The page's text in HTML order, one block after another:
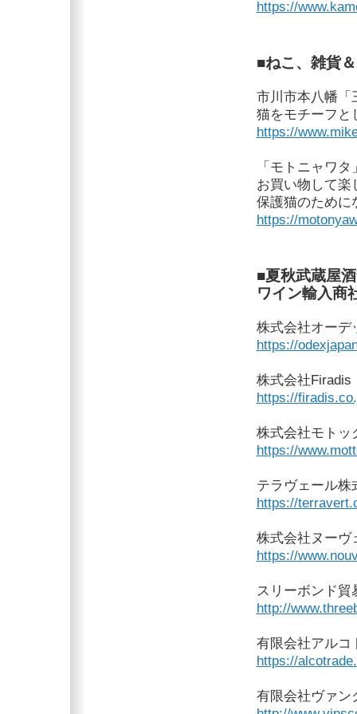
https://
■ねこ、雑貨
市川市本八幡「
猫をモチーフと
https://
「モトニャワタ
お買い物して楽
保護猫のために
https://
■夏秋武蔵屋
ワイン輸入
株式会社オーデ
https://
株式会社Firadis
https://
株式会社モトッ
https://
テラヴェール株
https://
株式会社ヌーヴ
https://
スリーボンド貿
http://
有限会社アルコ
https://
有限会社ヴァン